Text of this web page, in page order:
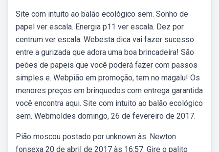
Site com intuito ao balão ecológico sem. Sonho de
papel ver escala. Energia p11 ver escala. Dez por
centrum ver escala. Webesta dica vai fazer sucesso
entre a gurizada que adora uma boa brincadeira! São
peões de papeis que você poderá fazer com passos
simples e. Webpião em promoção, tem no magalu! Os
menores preços em brinquedos com entrega garantida
você encontra aqui. Site com intuito ao balão ecológico
sem. Webmoldes domingo, 26 de fevereiro de 2017.
Pião moscou postado por unknown às. Newton
fonsexa 20 de abril de 2017 às 16:57. Gire o palito